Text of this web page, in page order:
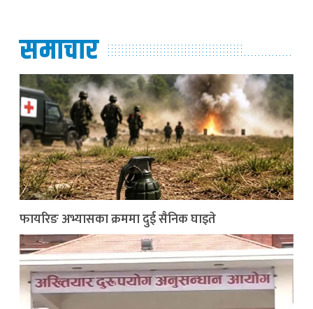
समाचार
फायरिङ अभ्यासका क्रममा दुई सैनिक घाइते